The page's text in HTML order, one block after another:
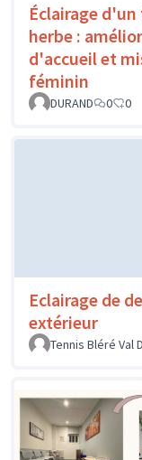
Éclairage
herbe :
d'accueil et
féminin
DURAND 0 0
Eclairage de
extérieur
Tennis Bléré Val